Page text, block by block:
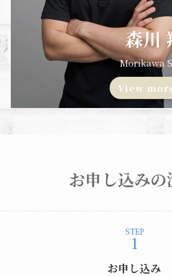
森川
Morikawa
View
お申し込みの
STEP
お申し込み